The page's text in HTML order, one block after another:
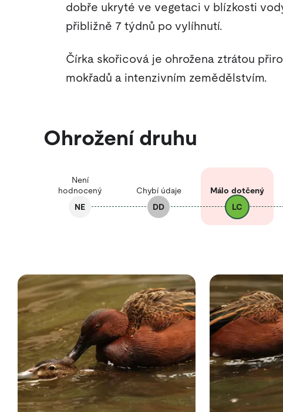
dobře ukryté ve vegetaci v blízkosti
přibližně 7 týdnů po vylíhnutí.
Čírka skořicová je ohrožena ztrátou
mokřadů a intenzivním zemědělstvím.
Ohrožení druhu
Není
hodnocený
NE
Chybí údaje
DD
Málo dotčený
LC
Fotogalerie